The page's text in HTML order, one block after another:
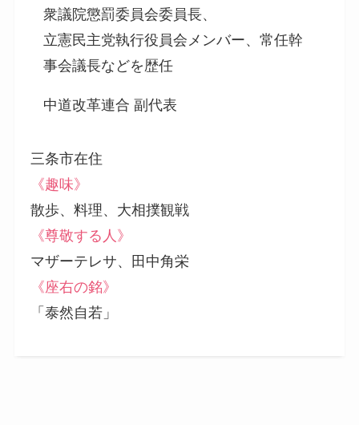
衆議院懲罰委員会委員長、
立憲民主党執行役員会メンバー、常任幹
事会議長などを歴任
中道改革連合 副代表
三条市在住
《趣味》
散歩、料理、大相撲観戦
《尊敬する人》
マザーテレサ、田中角栄
《座右の銘》
「泰然自若」